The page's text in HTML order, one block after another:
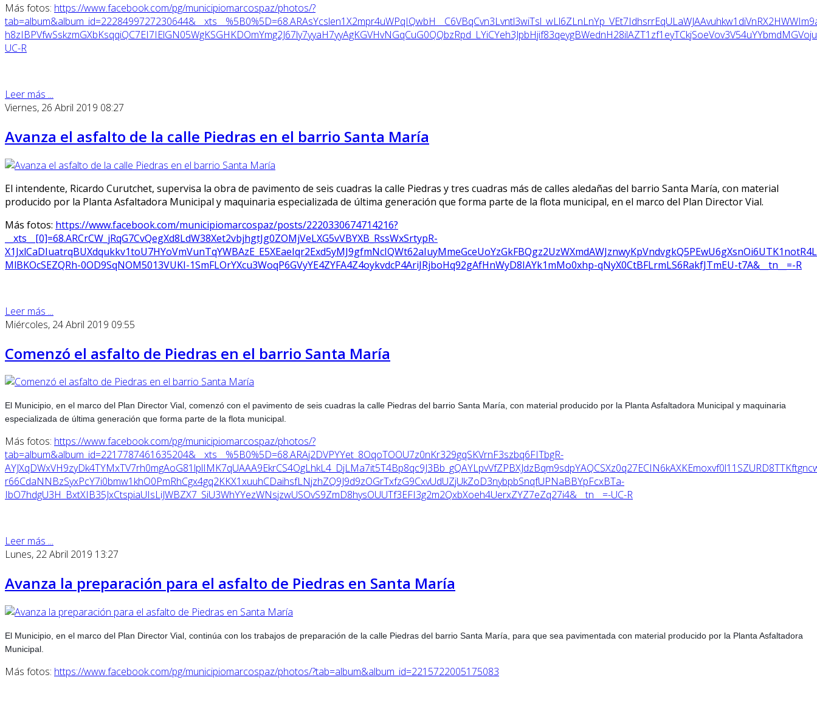
Más fotos: https://www.facebook.com/pg/municipiomarcospaz/photos/?
UC-R
Leer más ...
Viernes, 26 Abril 2019 08:27
Avanza el asfalto de la calle Piedras en el barrio Santa María
El intendente, Ricardo Curutchet, supervisa la obra de pavimento de seis cuadras la calle Piedras y tres cuadras más de calles aledañas del barrio Santa María, con material
producido por la Planta Asfaltadora Municipal y maquinaria especializada de última generación que forma parte de la flota municipal, en el marco del Plan Director Vial.
Más fotos: https://www.facebook.com/municipiomarcospaz/posts/2220330674714216?
__xts__[0]=68.ARCrCW_jRqG7CvQegXd8LdW38Xet2vbjhgtJg0ZOMjVeLXG5vVBYXB_RssWxSrtypR-
MlBKOcSEZQRh-0OD9SqNOM5013VUKI-1SmFLOrYXcu3WoqP6GVyYE4ZYFA4Z4oykvdcP4AriJRjboHq92gAfHnWyD8IAYk1mMo0xhp-qNyX0CtBFLrmLS6RakfJTmEU-t7A&__tn__=-R
Leer más ...
Miércoles, 24 Abril 2019 09:55
Comenzó el asfalto de Piedras en el barrio Santa María
El Municipio, en el marco del Plan Director Vial, comenzó con el pavimento de seis cuadras la calle Piedras del barrio Santa María, con material producido por la Planta Asfaltadora Municipal y maquinaria
especializada de última generación que forma parte de la flota municipal.
Más fotos: https://www.facebook.com/pg/municipiomarcospaz/photos/?
tab=album&album_id=2217787461635204&__xts__%5B0%5D=68.ARAj2DVPYYet_8OqoTOOU7z0nKr329gqSKVrnF3szbq6FITbgR-
r66CdaNNBzSyxPcY7i0bmw1khO0PmRhCgx4gq2KKX1xuuhCDaihsfLNjzhZQ9J9d9zOGrTxfzG9CxvUdUZjUkZoD3nybpbSnqfUPNaBBYpFcxBTa-
IbO7hdgU3H_BxtXIB35JxCtspiaUIsLiJWBZX7_SiU3WhYYezWNsjzwUSOvS9ZmD8hysOUUTf3EFI3g2m2QxbXoeh4UerxZYZ7eZq27i4&__tn__=-UC-R
Leer más ...
Lunes, 22 Abril 2019 13:27
Avanza la preparación para el asfalto de Piedras en Santa María
El Municipio, en el marco del Plan Director Vial, continúa con los trabajos de preparación de la calle Piedras del barrio Santa María, para que sea pavimentada con material producido por la Planta Asfaltadora
Municipal.
Más fotos: https://www.facebook.com/pg/municipiomarcospaz/photos/?tab=album&album_id=2215722005175083